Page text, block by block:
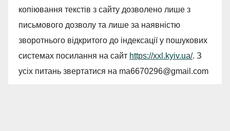
копіювання текстів з сайту дозволено лише з
письмового дозволу та лише за наявністю
зворотнього відкритого до індексації у пошукових
системах посилання на сайт https://xxl.kyiv.ua/. З
усіх питань звертатися на ma6670296@gmail.com